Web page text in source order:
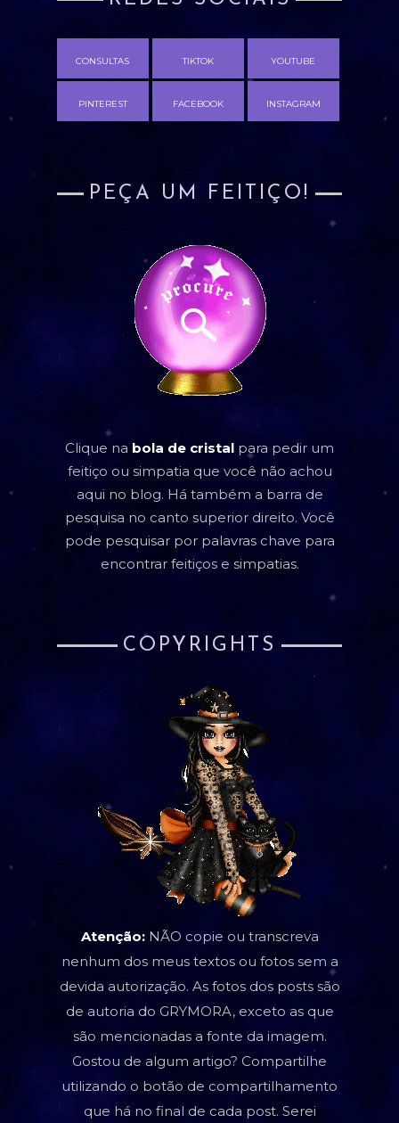
CONSULTAS TIKTOK YOUTUBE
PINTEREST FACEBOOK INSTAGRAM
PEÇA UM FEITIÇO!
Clique na bola de cristal para pedir um
feitiço ou simpatia que você não achou
aqui no blog. Há também a barra de
pesquisa no canto superior direito. Você
pode pesquisar por palavras chave para
encontrar feitiços e simpatias.
COPYRIGHTS
Atenção:NÃO copie ou transcreva
nenhum dos meus textos ou fotos sem a
devida autorização. As fotos dos posts são
de autoria do GRYMORA, exceto as que
são mencionadas a fonte da imagem.
Gostou de algum artigo? Compartilhe
utilizando o botão de compartilhamento
que há no final de cada post. Serei